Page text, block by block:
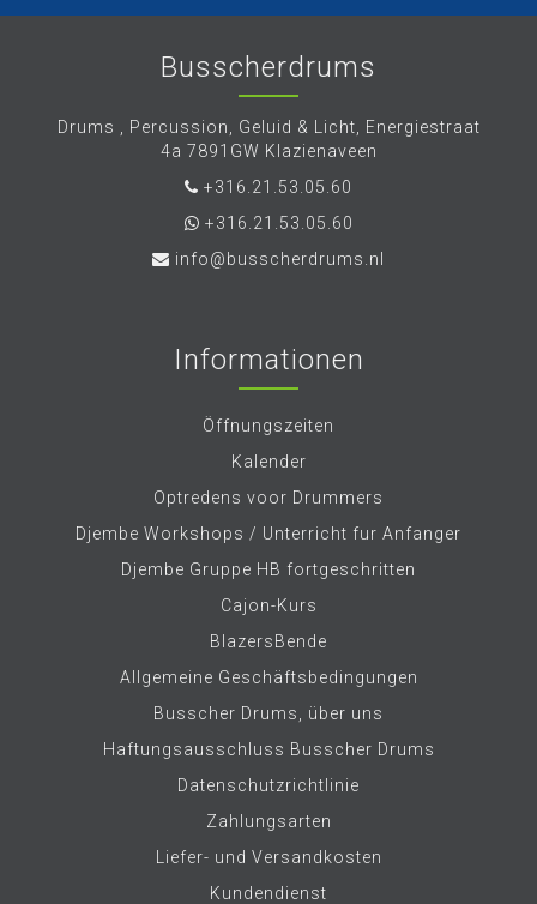
Busscherdrums
Drums , Percussion, Geluid & Licht, Energiestraat
4a 7891GW Klazienaveen
+316.21.53.05.60
+316.21.53.05.60
info@busscherdrums.nl
Informationen
Öffnungszeiten
Kalender
Optredens voor Drummers
Djembe Workshops / Unterricht fur Anfanger
Djembe Gruppe HB fortgeschritten
Cajon-Kurs
BlazersBende
Allgemeine Geschäftsbedingungen
Busscher Drums, über uns
Haftungsausschluss Busscher Drums
Datenschutzrichtlinie
Zahlungsarten
Liefer- und Versandkosten
Kundendienst